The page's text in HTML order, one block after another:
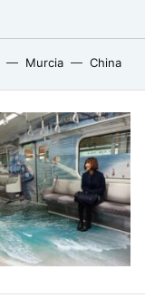
Murcia China